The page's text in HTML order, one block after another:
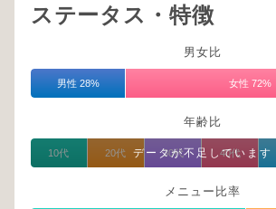
ステータス・特徴
男女比
男性 28% 女性 72%
年齢比
データが不足しています
10代 20代 30代 40代
メニュー比率